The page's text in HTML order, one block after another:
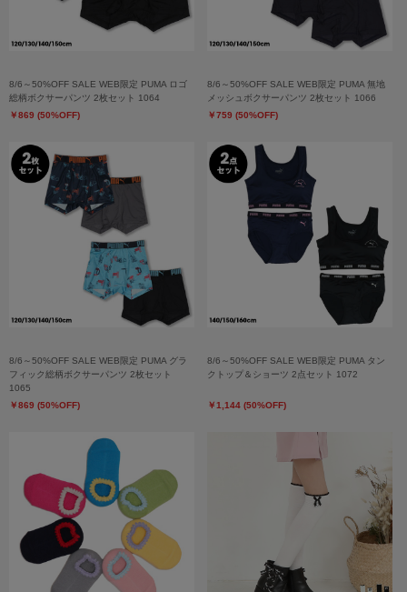
8/6～50%OFF SALE WEB限定 PUMA ロゴ
総柄ボクサーパンツ 2枚セット 1064
￥869 (50%OFF)
8/6～50%OFF SALE WEB限定 PUMA 無地
メッシュボクサーパンツ 2枚セット 1066
￥759 (50%OFF)
8/6～50%OFF SALE WEB限定 PUMA グラ
フィック総柄ボクサーパンツ 2枚セット
1065
￥869 (50%OFF)
8/6～50%OFF SALE WEB限定 PUMA タン
クトップ＆ショーツ 2点セット 1072
￥1,144 (50%OFF)